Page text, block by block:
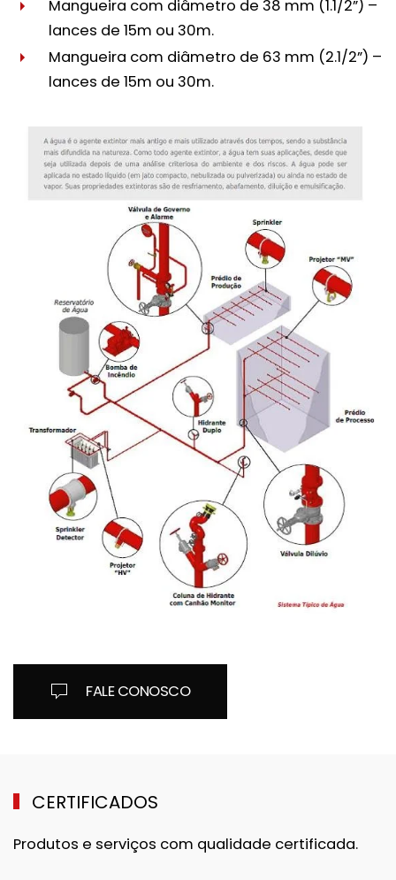
Mangueira com diâmetro de 38 mm (1.1/2”) –
lances de 15m ou 30m.
Mangueira com diâmetro de 63 mm (2.1/2”) –
lances de 15m ou 30m.
FALE CONOSCO
CERTIFICADOS
Produtos e serviços com qualidade certificada.